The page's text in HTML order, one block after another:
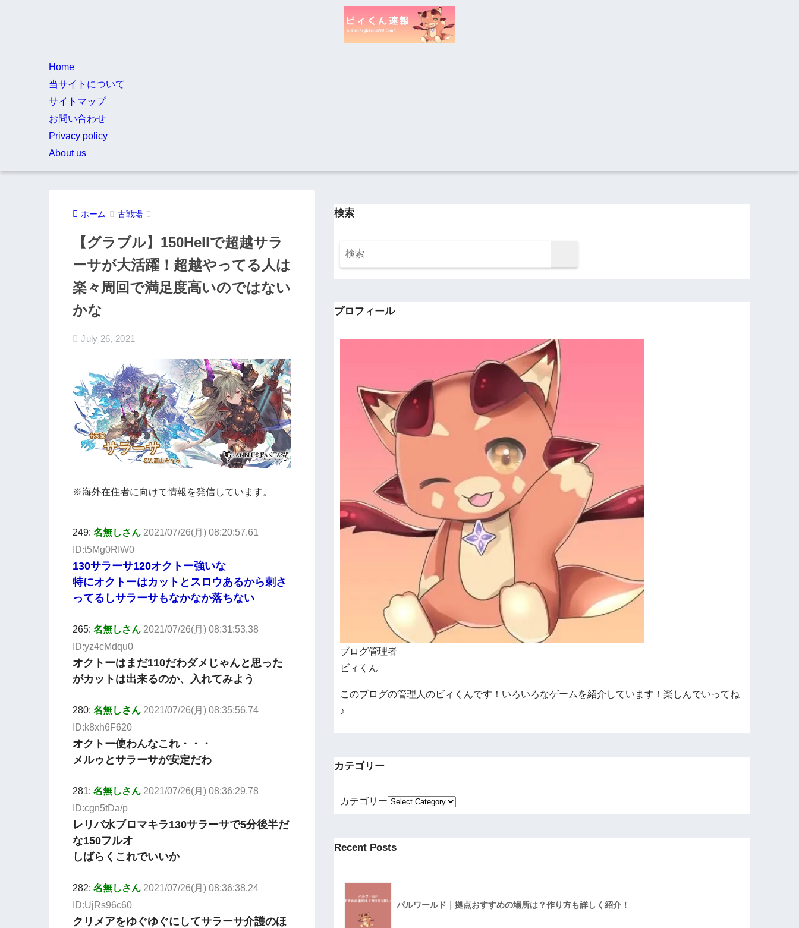
Home
当サイトについて
サイトマップ
お問い合わせ
Privacy policy
About us
ホーム 古戦場
【グラブル】150Hellで超越サラ
ーサが大活躍！超越やってる人は
楽々周回で満足度高いのではない
かな
July 26, 2021
※海外在住者に向けて情報を発信しています。
249: 名無しさん 2021/07/26(月) 08:20:57.61
ID:t5Mg0RIW0
130サラーサ120オクトー強いな
特にオクトーはカットとスロウあるから刺さ
ってるしサラーサもなかなか落ちない
265: 名無しさん 2021/07/26(月) 08:31:53.38
ID:yz4cMdqu0
オクトーはまだ110だわダメじゃんと思った
がカットは出来るのか、入れてみよう
280: 名無しさん 2021/07/26(月) 08:35:56.74
ID:k8xh6F620
オクトー使わんなこれ・・・
メルゥとサラーサが安定だわ
281: 名無しさん 2021/07/26(月) 08:36:29.78
ID:cgn5tDa/p
レリバ水ブロマキラ130サラーサで5分後半だ
な150フルオ
しばらくこれでいいか
282: 名無しさん 2021/07/26(月) 08:36:38.24
ID:UjRs96c60
クリメアをゆぐゆぐにしてサラーサ介護のほ
検索
プロフィール
ブログ管理者
ビィくん
このブログの管理人のビィくんです！いろいろなゲームを紹介しています！楽しんでいってね
♪
カテゴリー
カテゴリー
Recent Posts
パルワールド｜拠点おすすめの場所は？作り方も詳しく紹介！